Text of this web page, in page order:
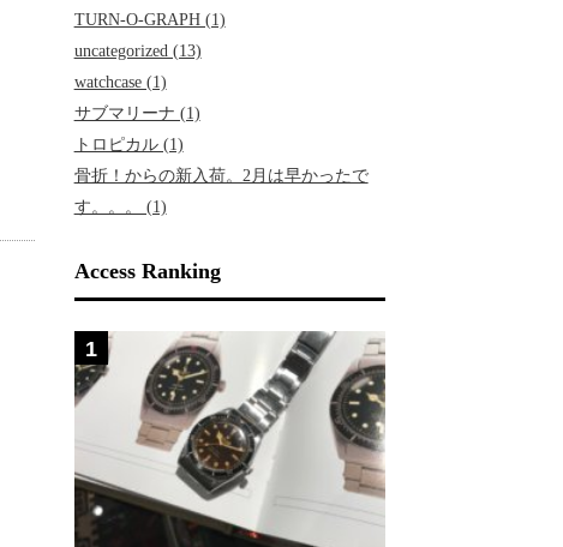
TURN-O-GRAPH (1)
uncategorized (13)
watchcase (1)
サブマリーナ (1)
トロピカル (1)
骨折！からの新入荷。2月は早かったで
す。。。 (1)
Access Ranking
1